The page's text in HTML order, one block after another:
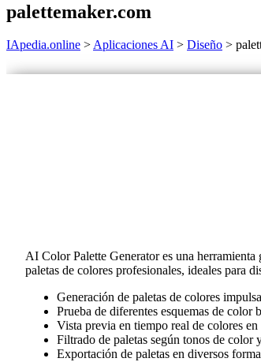
palettemaker.com
IApedia.online >Aplicaciones AI > Diseño >
AI Color Palette Generator es una
paletas de colores profesionales, ideales para
Generación de paletas de colores
Prueba de diferentes esquemas de color
Vista previa en tiempo real de colores en
Filtrado de paletas según tonos de color
Exportación de paletas en diversos